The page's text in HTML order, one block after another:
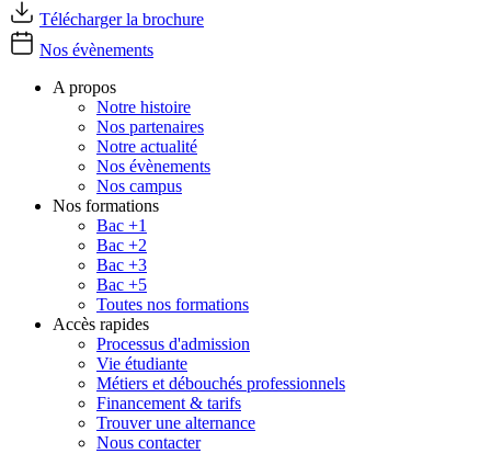
Télécharger la brochure
Nos évènements
A propos
Notre histoire
Nos partenaires
Notre actualité
Nos évènements
Nos campus
Nos formations
Bac +1
Bac +2
Bac +3
Bac +5
Toutes nos formations
Accès rapides
Processus d'admission
Vie étudiante
Métiers et débouchés professionnels
Financement & tarifs
Trouver une alternance
Nous contacter